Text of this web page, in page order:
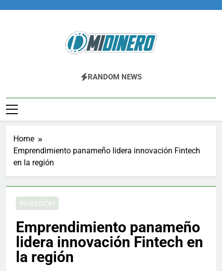
Midinero.co
Fintech, Criptomonedas
RANDOM NEWS
Home
Emprendimiento panameño lidera innovación Fintech
en la región
INVERSIÓN
Emprendimiento panameño
lidera innovación Fintech en
la región